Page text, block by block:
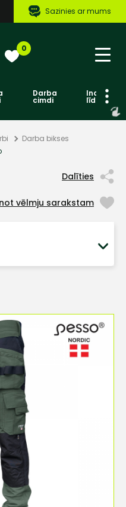
Sazinies ar mums
0
Darba
cimdi līdzekļi
Darba bikses
Dalīties
vēlmju sarakstam